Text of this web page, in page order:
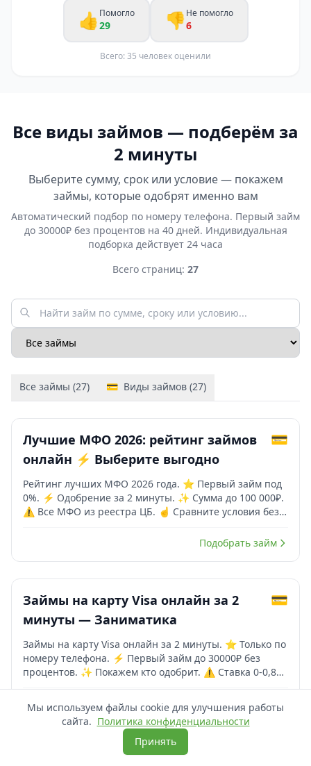
Мы используем файлы cookie для улучшения работы
сайта. Политика конфиденциальности
Принять
👍 Помогло
29 👎Не помогло
6
Всего: 35 человек оценили
Все виды займов — подберём за
2 минуты
Выберите сумму, срок или условие — покажем
займы, которые одобрят именно вам
Автоматический подбор по номеру телефона. Первый займ
до 30000₽ без процентов на 40 дней. Индивидуальная
подборка действует 24 часа
Всего страниц: 27
Все займы (27) 💳 Виды займов (27)
Лучшие МФО 2026: рейтинг займов
онлайн ⚡️ Выберите выгодно
💳
Рейтинг лучших МФО 2026 года. ⭐️ Первый займ под
0%. ⚡️ Одобрение за 2 минуты. ✨ Сумма до 100 000₽.
⚠️ Все МФО из реестра ЦБ. ☝️ Сравните условия без
Подобрать займ
Займы на карту Visa онлайн за 2
минуты — Заниматика
💳
Займы на карту Visa онлайн за 2 минуты. ⭐️ Только по
номеру телефона. ⚡️ Первый займ до 30000₽ без
процентов. ✨ Покажем кто одобрит. ⚠️ Ставка 0-0,8%
...
Подобрать займ
Займы на карту Momentum за 2
Узнать, где мне дадут займ сегодня